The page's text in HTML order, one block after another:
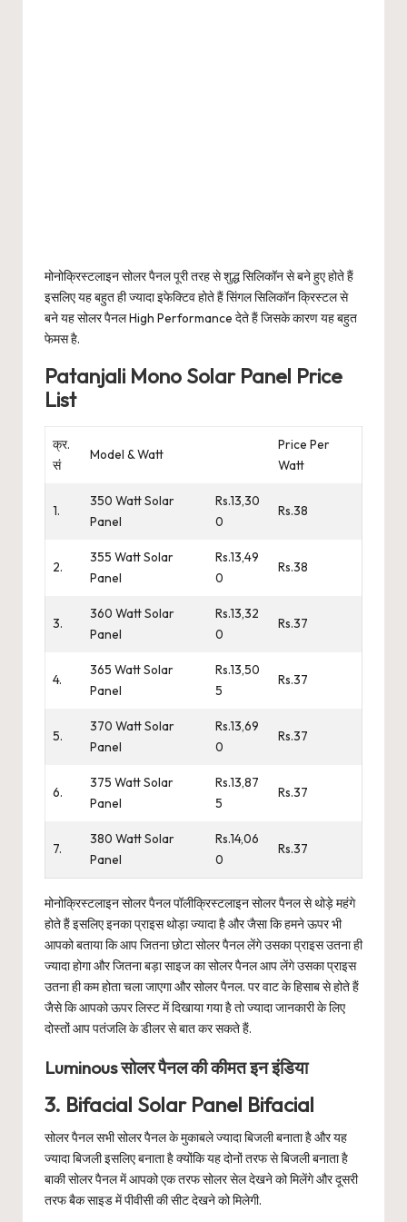
मोनोक्रिस्टलाइन सोलर पैनल पूरी तरह से शुद्ध सिलिकॉन से बने हुए होते हैं
इसलिए यह बहुत ही ज्यादा इफेक्टिव होते हैं सिंगल सिलिकॉन क्रिस्टल से
बने यह सोलर पैनल High Performance देते हैं जिसके कारण यह बहुत
फेमस है.
Patanjali Mono Solar Panel Price
List
क्र.
सं
Model & Watt
Price Per
Watt
1.
350 Watt Solar
Panel
Rs.13,30
0
Rs.38
2.
355 Watt Solar
Panel
Rs.13,49
0
Rs.38
3.
360 Watt Solar
Panel
Rs.13,32
0
Rs.37
4.
365 Watt Solar
Panel
Rs.13,50
5
Rs.37
5.
370 Watt Solar
Panel
Rs.13,69
0
Rs.37
6.
375 Watt Solar
Panel
Rs.13,87
5
Rs.37
7.
380 Watt Solar
Panel
Rs.14,06
0
Rs.37
मोनोक्रिस्टलाइन सोलर पैनल पॉलीक्रिस्टलाइन सोलर पैनल से थोड़े महंगे
होते हैं इसलिए इनका प्राइस थोड़ा ज्यादा है और जैसा कि हमने ऊपर भी
आपको बताया कि आप जितना छोटा सोलर पैनल लेंगे उसका प्राइस उतना ही
ज्यादा होगा और जितना बड़ा साइज का सोलर पैनल आप लेंगे उसका प्राइस
उतना ही कम होता चला जाएगा और सोलर पैनल. पर वाट के हिसाब से होते हैं
जैसे कि आपको ऊपर लिस्ट में दिखाया गया है तो ज्यादा जानकारी के लिए
दोस्तों आप पतंजलि के डीलर से बात कर सकते हैं.
Luminous सोलर पैनल की कीमत इन इंडिया
3. Bifacial Solar Panel Bifacial
सोलर पैनल सभी सोलर पैनल के मुकाबले ज्यादा बिजली बनाता है और यह
ज्यादा बिजली इसलिए बनाता है क्योंकि यह दोनों तरफ से बिजली बनाता है
बाकी सोलर पैनल में आपको एक तरफ सोलर सेल देखने को मिलेंगे और दूसरी
तरफ बैक साइड में पीवीसी की सीट देखने को मिलेगी.